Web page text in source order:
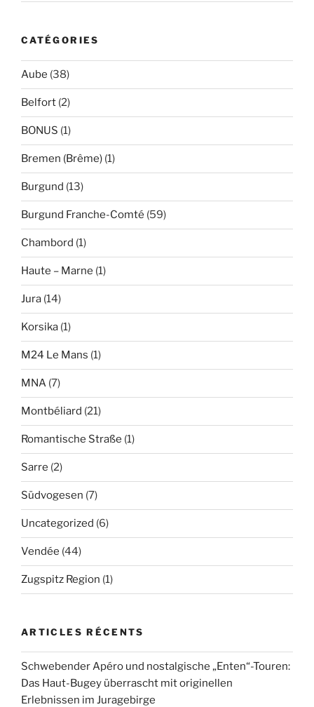
CATÉGORIES
Aube (38)
Belfort (2)
BONUS (1)
Bremen (Brême) (1)
Burgund (13)
Burgund Franche-Comté (59)
Chambord (1)
Haute – Marne (1)
Jura (14)
Korsika (1)
M24 Le Mans (1)
MNA (7)
Montbéliard (21)
Romantische Straße (1)
Sarre (2)
Südvogesen (7)
Uncategorized (6)
Vendée (44)
Zugspitz Region (1)
ARTICLES RÉCENTS
Schwebender Apéro und nostalgische „Enten“-Touren:
Das Haut-Bugey überrascht mit originellen
Erlebnissen im Juragebirge